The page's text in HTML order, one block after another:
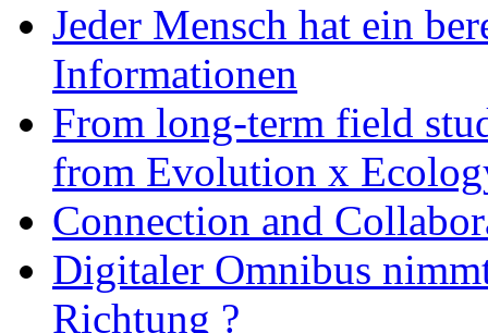
Jeder Mensch hat ein
Informationen
From long-term field
from Evolution x
Connection and
Digitaler Omnibus
Richtung ?